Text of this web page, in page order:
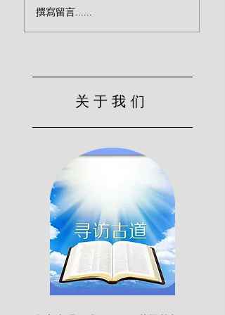
撰寫留言......
关于我们